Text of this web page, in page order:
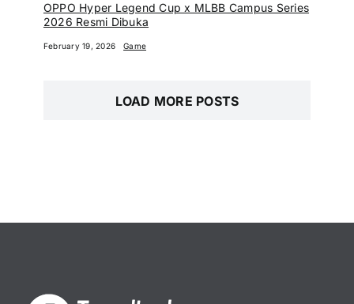
OPPO Hyper Legend Cup x MLBB Campus Series
2026 Resmi Dibuka
February 19, 2026 Game
LOAD MORE POSTS